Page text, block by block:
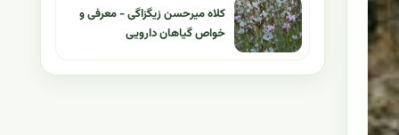
کلاه میرحسن زیگزاگی - معرفی و
خواص گیاهان دارویی